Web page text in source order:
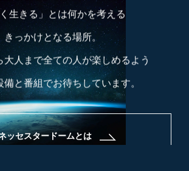
番組変更のお知らせ
番組変更のお知らせ
番組変更のお知らせ
く生きる」とは何かを考える
きっかけとなる場所。
大人まで全ての人が楽しめるよう
備と番組でお待ちしています。
ッセスタードームとは